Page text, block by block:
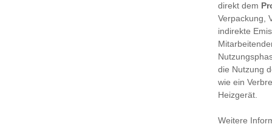
direkt dem
Verpackung,
indirekte
die Nutzung
wie ein
Heizgerät.
Weitere